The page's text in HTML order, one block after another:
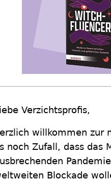
Verzichtsprofis,
willkommen zur
noch Zufall, dass das
Blockade